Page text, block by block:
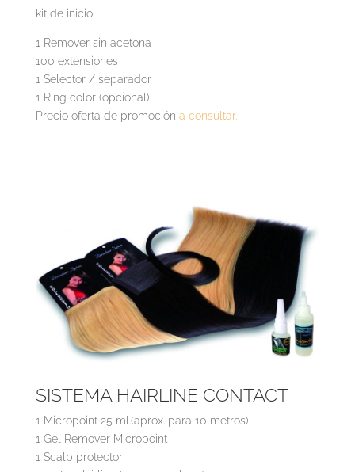
kit de inicio
1 Remover sin acetona
100 extensiones
1 Selector / separador
1 Ring color (opcional)
Precio oferta de promoción a consultar.
SISTEMA HAIRLINE CONTACT
1 Micropoint 25 ml.(aprox. para 10 metros)
1 Gel Remover Micropoint
1 Scalp protector